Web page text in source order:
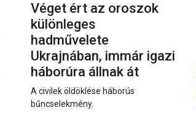
Véget ért az oroszok
különleges
hadművelete
Ukrajnában, immár igazi
háborúra állnak át
A civilek öldöklése háborús
bűncselekmény.